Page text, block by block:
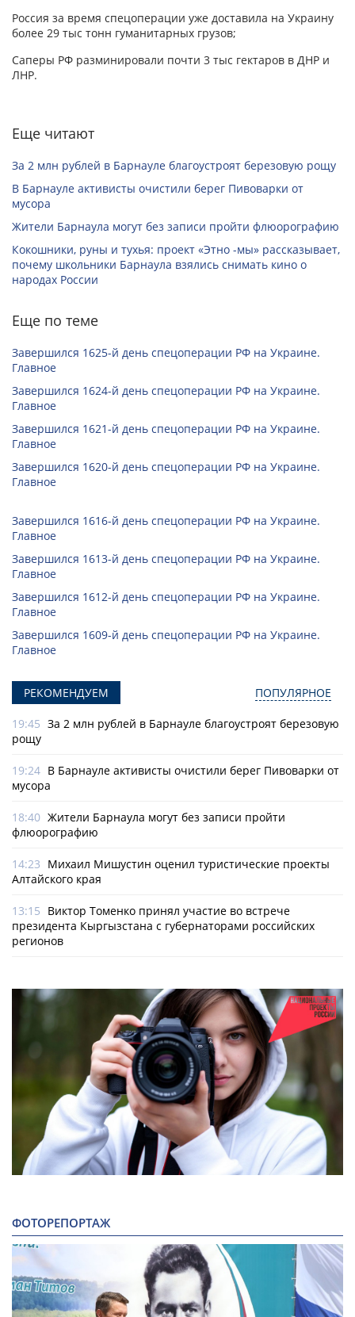
Россия за время спецоперации уже доставила на Украину
более 29 тыс тонн гуманитарных грузов;
Саперы РФ разминировали почти 3 тыс гектаров в ДНР и
ЛНР.
Еще читают
За 2 млн рублей в Барнауле благоустроят березовую рощу
В Барнауле активисты очистили берег Пивоварки от
мусора
Жители Барнаула могут без записи пройти флюорографию
Кокошники, руны и тухья: проект «Этно -мы» рассказывает,
почему школьники Барнаула взялись снимать кино о
народах России
Еще по теме
Завершился 1625-й день спецоперации РФ на Украине.
Главное
Завершился 1624-й день спецоперации РФ на Украине.
Главное
Завершился 1621-й день спецоперации РФ на Украине.
Главное
Завершился 1620-й день спецоперации РФ на Украине.
Главное
Завершился 1616-й день спецоперации РФ на Украине.
Главное
Завершился 1613-й день спецоперации РФ на Украине.
Главное
Завершился 1612-й день спецоперации РФ на Украине.
Главное
Завершился 1609-й день спецоперации РФ на Украине.
Главное
РЕКОМЕНДУЕМ ПОПУЛЯРНОЕ
19:45 За 2 млн рублей в Барнауле благоустроят березовую
рощу
19:24 В Барнауле активисты очистили берег Пивоварки от
мусора
18:40 Жители Барнаула могут без записи пройти
флюорографию
14:23 Михаил Мишустин оценил туристические проекты
Алтайского края
13:15 Виктор Томенко принял участие во встрече
президента Кыргызстана с губернаторами российских
регионов
ФОТОРЕПОРТАЖ